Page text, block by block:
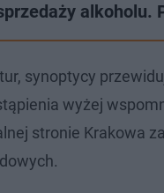
synoptycy
wyżej
stronie Krakowa